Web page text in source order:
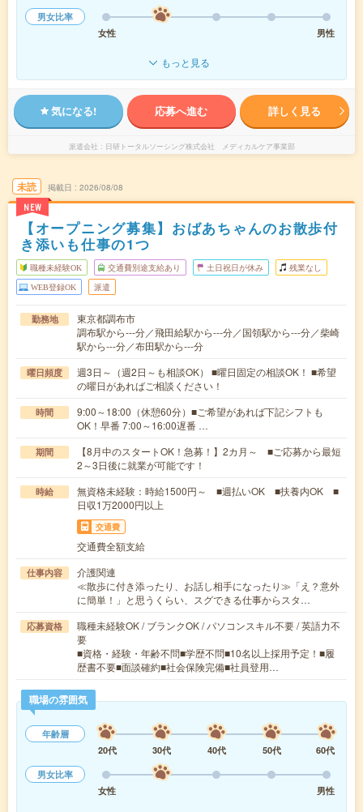
男女比率
女性
男性
もっと見る
気になる! 応募へ進む 詳しく見る
派遣会社 日研トータルソーシング株式会社 メディカルケア事業部
未読
NEW
掲載日 2026/08/08
【オープニング募集】おばあちゃんのお散歩付
き添いも仕事の1つ
職種未経験OK 交通費別途支給あり 土日祝日が休み 残業なし
WEB登録OK 派遣
勤務地
東京都調布市
調布駅から---分／飛田給駅から---分／国領駅から---分／柴崎
駅から---分／布田駅から---分
曜日頻度
週3日～（週2日～も相談OK） ■曜日固定の相談OK！ ■希望
の曜日があればご相談ください！
時間
9:00～18:00（休憩60分）■ご希望があれば下記シフトも
OK！早番 7:00～16:00遅番 …
期間
【8月中のスタートOK！急募！】2カ月～ ■ご応募から最短
2～3日後に就業が可能です！
時給
無資格未経験：時給1500円～ ■週払いOK ■扶養内OK ■
日収1万2000円以上
交通費
交通費全額支給
仕事内容
介護関連
≪散歩に付き添ったり、お話し相手になったり≫「え？意外
に簡単！」と思うくらい、スグできる仕事からスタ…
応募資格
職種未経験OK / ブランクOK / パソコンスキル不要 / 英語力不
要
■資格・経験・年齢不問■学歴不問■10名以上採用予定！■履
歴書不要■面談確約■社会保険完備■社員登用…
職場の雰囲気
年齢層
20代
30代 40代 50代
60代
男女比率
女性
男性